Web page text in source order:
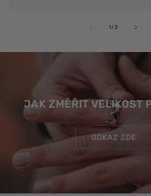
1/z3
JAK ZMĚŘIT VELIKOST
ODKAZ ZDE